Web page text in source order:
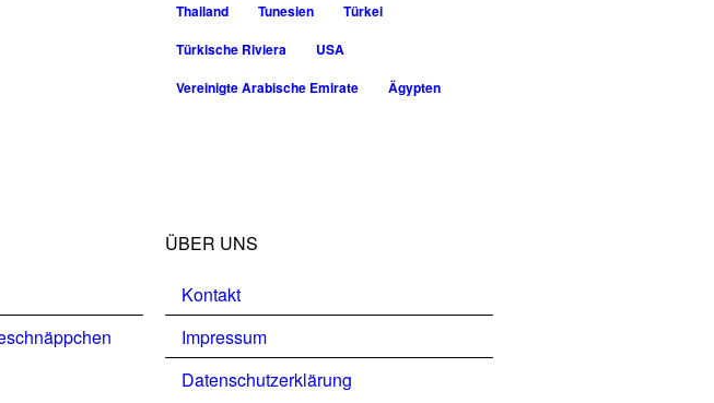
Thailand
Tunesien
Türkei
Türkische Riviera
USA
Vereinigte Arabische Emirate
Ägypten
ÜBER UNS
Kontakt
Impressum
Datenschutzerklärung